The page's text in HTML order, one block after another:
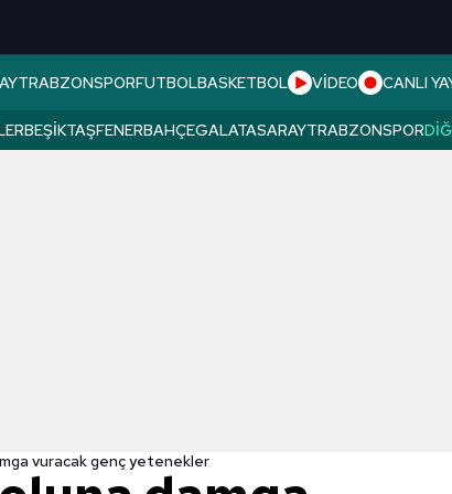
TRABZONSPORFUTBOLBASKETBOL VİDEO CANLI
BEŞIKTAŞFENERBAHÇEGALATASARAYTRABZONSPOR
vuracak genç yetenekler